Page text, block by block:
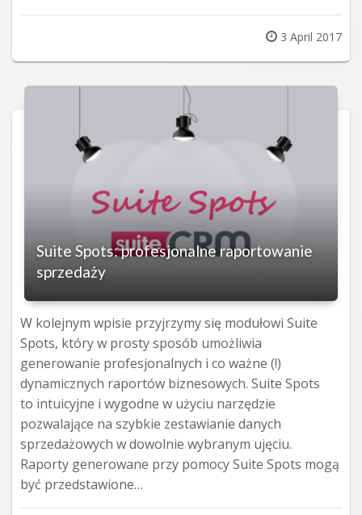
Posted
on
3 April 2017
Suite Spots: profesjonalne raportowanie
sprzedaży
W kolejnym wpisie przyjrzymy się modułowi Suite
Spots, który w prosty sposób umożliwia
generowanie profesjonalnych i co ważne (!)
dynamicznych raportów biznesowych. Suite Spots
to intuicyjne i wygodne w użyciu narzędzie
pozwalające na szybkie zestawianie danych
sprzedażowych w dowolnie wybranym ujęciu.
Raporty generowane przy pomocy Suite Spots mogą
być przedstawione…